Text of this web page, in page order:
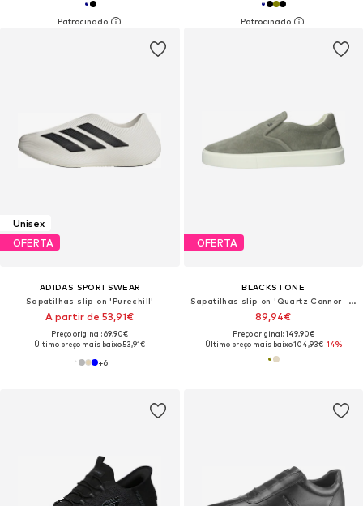
Unisex
OFERTA
ADIDAS SPORTSWEAR
Sapatilhas slip-on 'Purechill'
A partir de 53,91€
Preço original: 69,90€
Último preço mais baixo:53,91€
+6
OFERTA
BLACKSTONE
Sapatilhas slip-on 'Quartz Connor - FG610'
89,94€
Preço original: 149,90€
Último preço mais baixo:104,93€-14%